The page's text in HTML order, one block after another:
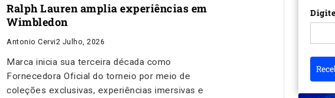
Ralph Lauren amplia experiências em
Wimbledon
Antonio Cervi2 Julho, 2026
Marca inicia sua terceira década como
Fornecedora Oficial do torneio por meio de
coleções exclusivas, experiências imersivas e